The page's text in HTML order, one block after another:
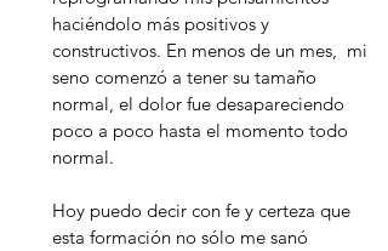
haciéndolo más positivos y
constructivos. En menos de un mes, mi
seno comenzó a tener su tamaño
normal, el dolor fue desapareciendo
poco a poco hasta el momento todo
normal.
Hoy puedo decir con fe y certeza que
esta formación no sólo me sanó